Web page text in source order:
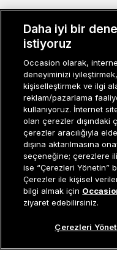
Müşteri İlişkileri0 850
MÜŞTERI İLIŞKILERI
KURUMSAL
KADIN KATEGORILER
GRUP MARKALAR
ERKEK KATEGORILER
Daha iyi bir
istiyoruz
Occasion olarak,
deneyiminizi
kişiselleştirmek ve ilgi
reklam/pazarlama
kullanıyoruz. İnternet
olan çerezler dışındaki
çerezler aracılığıyla
dışına aktarılmasına
seçeneğine; çerezlere
ise “Çerezleri Yönetin”
Çerezler ile kişisel
bilgi almak için
ziyaret edebilirsiniz.
Çerezleri